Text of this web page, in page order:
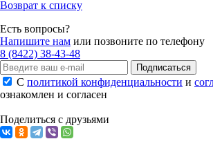
Возврат к списку
Есть вопросы?
Напишите нам или позвоните по телефону
8 (8422) 38-43-48
Подписаться
С политикой конфиденциальности и
ознакомлен и согласен
Поделиться с друзьями